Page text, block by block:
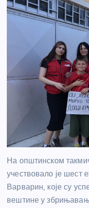
На општинском
учествовало је шест
Варварин, које су
вештине у